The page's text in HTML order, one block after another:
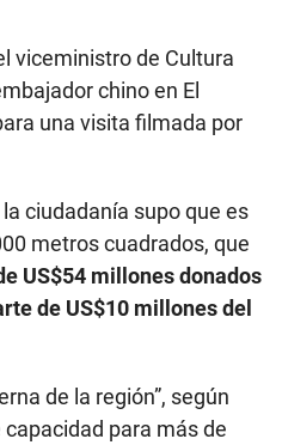
viceministro de Cultura
chino en El
una visita filmada por
ciudadanía supo que es
metros cuadrados, que
US$54 millones donados
de US$10 millones del
de la región”, según
para más de